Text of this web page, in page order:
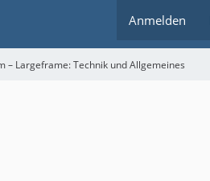
Anmelden
– Largeframe: Technik und Allgemeines